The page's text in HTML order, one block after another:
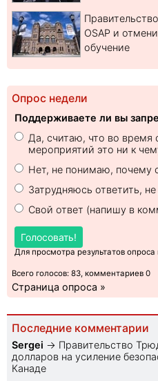
OSAP и
обучение
Опрос недели
Поддерживаете ли вы
Да, считаю, что во
мероприятий это ни к
Нет, не понимаю, почему
Затрудняюсь ответить,
Свой ответ (напишу в
Голосовать!
Для просмотра результатов
Всего голосов: 83, комментариев 0
Страница опроса »
Последние комментарии
Sеrgei → Правительство
долларов на усиление
Канаде